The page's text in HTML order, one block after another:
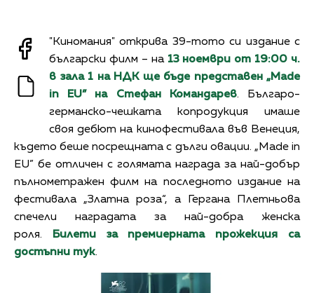
"Киномания" открива 39-тото си издание с
български филм – на 13 ноември от 19:00 ч.
в зала 1 на НДК ще бъде представен „Made
in EU” на Стефан Командарев. Българо-
германско-чешката копродукция имаше
своя дебют на кинофестивала във Венеция,
където беше посрещната с дълги овации. „Made in
EU” бе отличен с голямата награда за най-добър
пълнометражен филм на последното издание на
фестивала „Златна роза“, а Гергана Плетньова
спечели наградата за най-добра женска
роля.
Билети за премиерната прожекция са
достъпни тук.